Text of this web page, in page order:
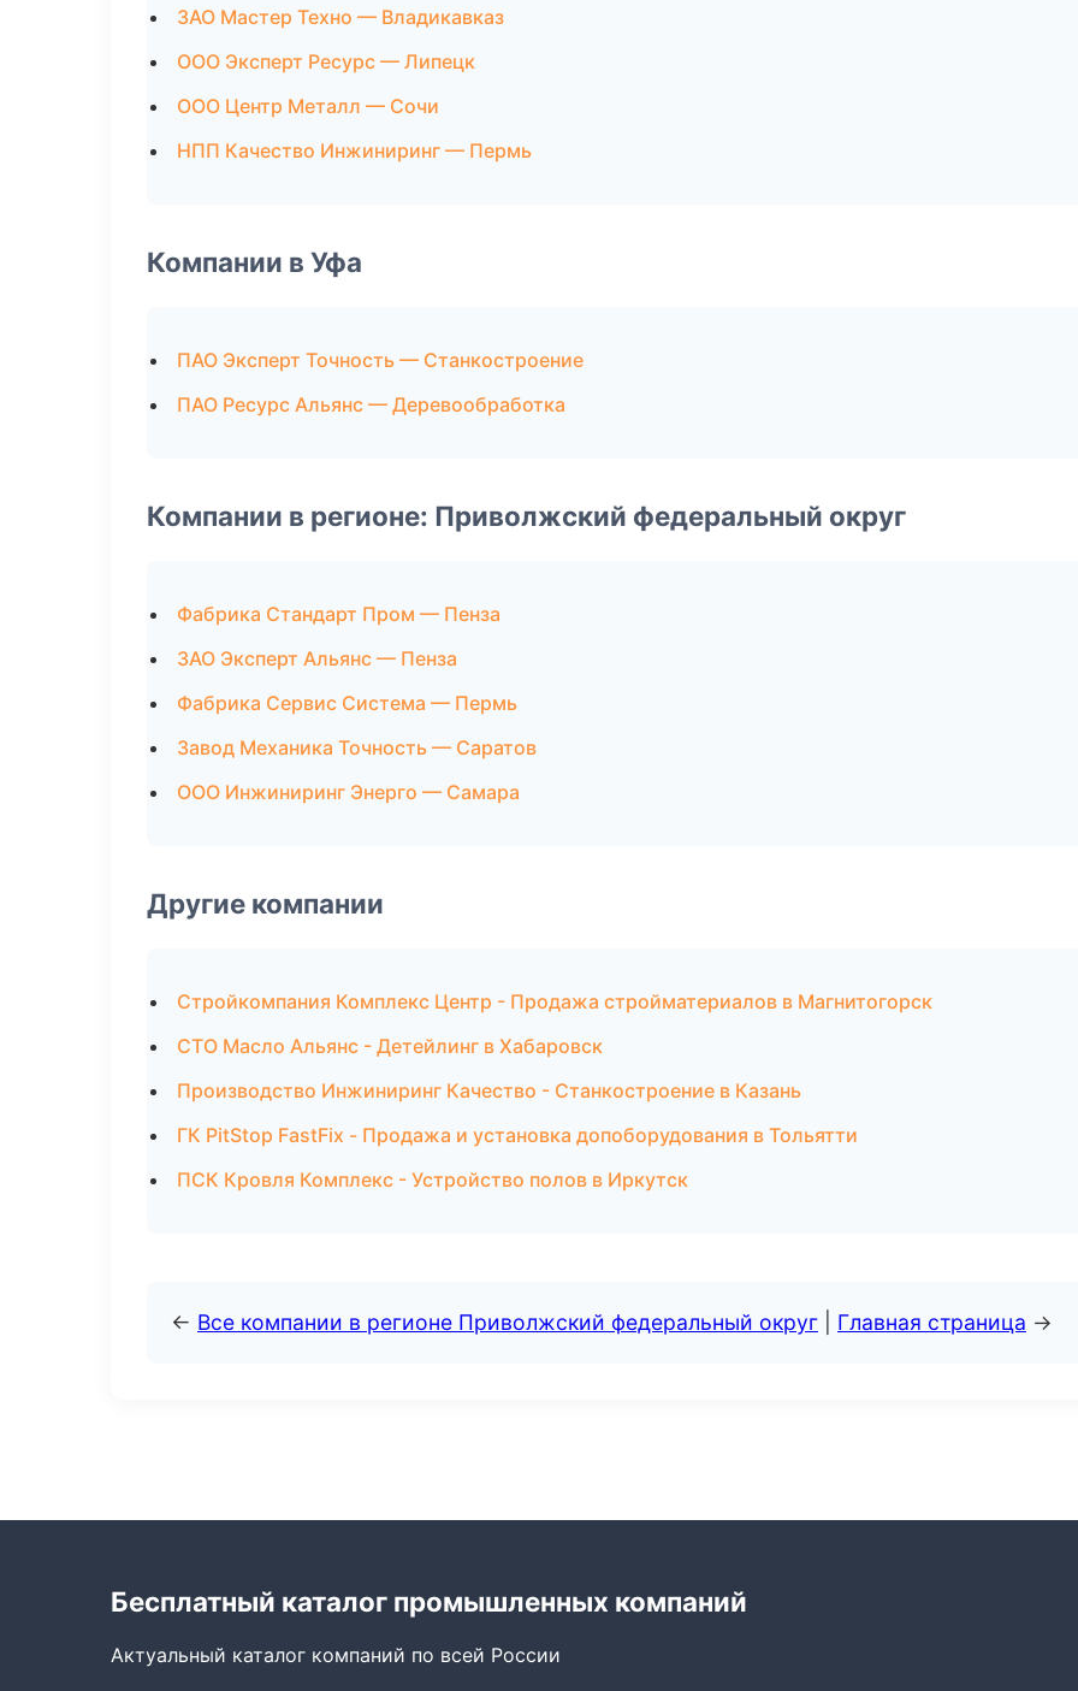
ЗАО Мастер Техно — Владикавказ
ООО Эксперт Ресурс — Липецк
ООО Центр Металл — Сочи
НПП Качество Инжиниринг — Пермь
Компании в Уфа
ПАО Эксперт Точность — Станкостроение
ПАО Ресурс Альянс — Деревообработка
Компании в регионе: Приволжский федеральный округ
Фабрика Стандарт Пром — Пенза
ЗАО Эксперт Альянс — Пенза
Фабрика Сервис Система — Пермь
Завод Механика Точность — Саратов
ООО Инжиниринг Энерго — Самара
Другие компании
Стройкомпания Комплекс Центр - Продажа стройматериалов в Магнитогорск
СТО Масло Альянс - Детейлинг в Хабаровск
Производство Инжиниринг Качество - Станкостроение в Казань
ГК PitStop FastFix - Продажа и установка допоборудования в Тольятти
ПСК Кровля Комплекс - Устройство полов в Иркутск
← Все компании в регионе Приволжский федеральный округ Главная страница →
Бесплатный каталог промышленных компаний
Актуальный каталог компаний по всей России